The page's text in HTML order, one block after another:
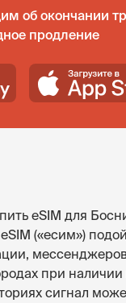
об окончании
продление
eSIM для
(«есим»)
при
сигнал